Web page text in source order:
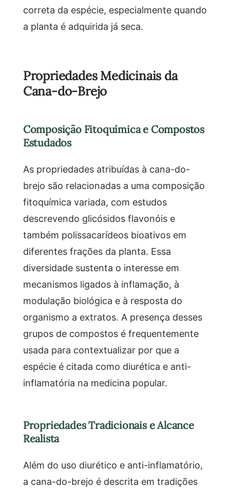
correta da espécie, especialmente quando
a planta é adquirida já seca.
Propriedades Medicinais da
Cana-do-Brejo
Composição Fitoquímica e Compostos
Estudados
As propriedades atribuídas à cana-do-
brejo são relacionadas a uma composição
fitoquímica variada, com estudos
descrevendo glicósidos flavonóis e
também polissacarídeos bioativos em
diferentes frações da planta. Essa
diversidade sustenta o interesse em
mecanismos ligados à inflamação, à
modulação biológica e à resposta do
organismo a extratos. A presença desses
grupos de compostos é frequentemente
usada para contextualizar por que a
espécie é citada como diurética e anti-
inflamatória na medicina popular.
Propriedades Tradicionais e Alcance
Realista
Além do uso diurético e anti-inflamatório,
a cana-do-brejo é descrita em tradições